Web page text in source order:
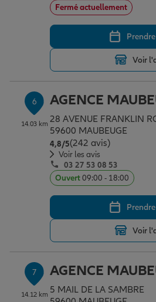
Fermé actuellement
Voir
6
14.03 km
AGENCE
28 AVENUE FRANKLIN
59600 MAUBEUGE
4,8/5Note de 4.8 sur 5
(242 avis)
Voir les avis
03 27 53 08 53
Ouvert09:00 - 18:00
Voir
7
14.12 km
AGENCE
5 MAIL DE LA SAMBRE